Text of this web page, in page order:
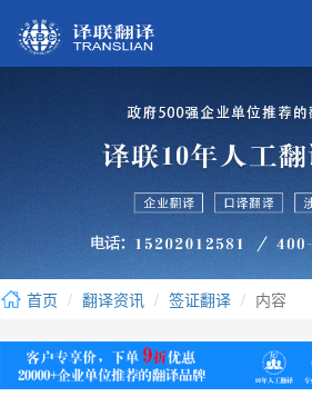
首页 翻译资讯 签证翻译 内容